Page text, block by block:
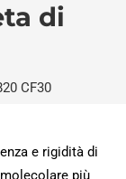
di
CF30
e rigidità di
più